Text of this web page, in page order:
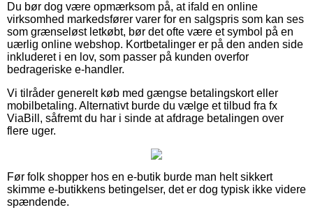
Du bør dog være opmærksom på, at ifald en online
virksomhed markedsfører varer for en salgspris som kan ses
som grænseløst letkøbt, bør det ofte være et symbol på en
uærlig online webshop. Kortbetalinger er på den anden side
inkluderet i en lov, som passer på kunden overfor
bedrageriske e-handler.
Vi tilråder generelt køb med gængse betalingskort eller
mobilbetaling. Alternativt burde du vælge et tilbud fra fx
ViaBill, såfremt du har i sinde at afdrage betalingen over
flere uger.
Før folk shopper hos en e-butik burde man helt sikkert
skimme e-butikkens betingelser, det er dog typisk ikke videre
spændende.